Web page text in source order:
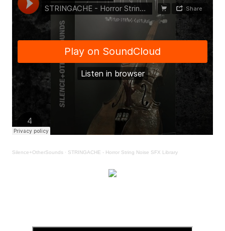
Silence+OtherSounds · STRINGACHE - Horror String Noise SFX Library